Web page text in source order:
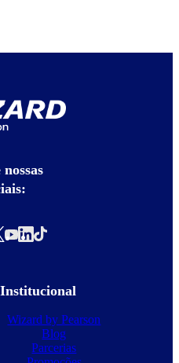
Institucional
Wizard by Pearson
Blog
Parcerias